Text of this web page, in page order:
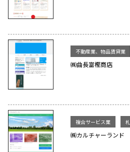
不動産業、物品賃貸業
㈱曲長富樫商店
複合サービス業
㈱カルチャーランド